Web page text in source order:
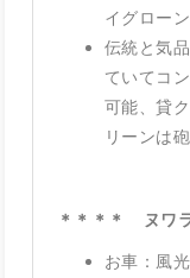
イグロー
伝統と気
ていてコ
可能、貸
リーンは
＊＊＊＊ ヌワ
お車：風